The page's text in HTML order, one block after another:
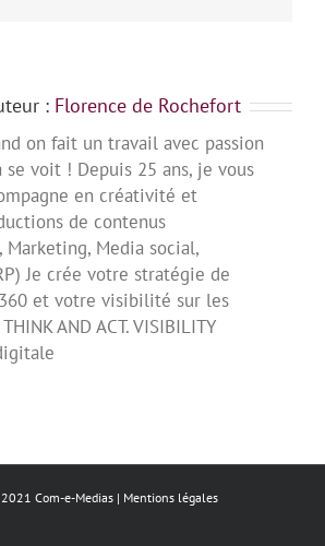
: Florence de Rochefort
on fait un travail avec passion
se voit ! Depuis 25 ans, je vous
en créativité et
de contenus
Marketing, Media social,
Je crée votre stratégie de
et votre visibilité sur les
AND ACT. VISIBILITY
Com-e-Medias | Mentions légales